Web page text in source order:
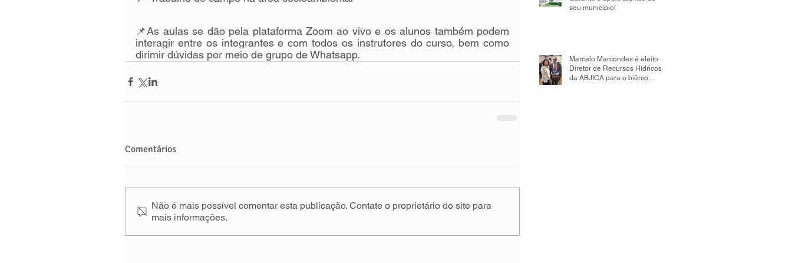
📌As aulas se dão pela plataforma Zoom ao vivo e os alunos também podem
interagir entre os integrantes e com todos os instrutores do curso, bem como
dirimir dúvidas por meio de grupo de Whatsapp.
Comentários
Não é mais possível comentar esta publicação. Contate o proprietário do site para
mais informações.
seu município!
Marcelo Marcondes é eleito
Diretor de Recursos Hídricos
da ABJICA para o biênio